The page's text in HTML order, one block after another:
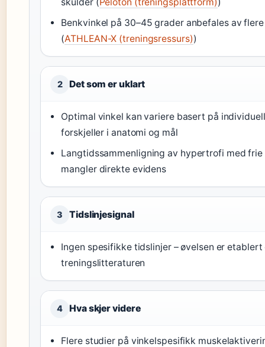
Benkvinkel på 30–45 grader anbefales av
(ATHLEAN-X (treningsressurs))
2 Det som er uklart
Optimal vinkel kan variere basert på
forskjeller i anatomi og mål
Langtidssammenligning av hypertrofi med
mangler direkte evidens
3 Tidslinjesignal
Ingen spesifikke tidslinjer – øvelsen er
treningslitteraturen
4 Hva skjer videre
Flere studier på vinkelspesifikk